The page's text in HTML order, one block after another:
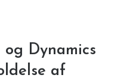
og Dynamics
af